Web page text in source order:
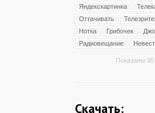
Яндекскартинка
Оттачивать
Нотка
Грибочек
Радиовещание
Показаны 30
Скачать: